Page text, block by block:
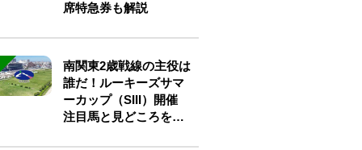
席特急券も解説
南関東2歳戦線の主役は
誰だ！ルーキーズサマ
ーカップ（SIII）開催
注目馬と見どころをチ